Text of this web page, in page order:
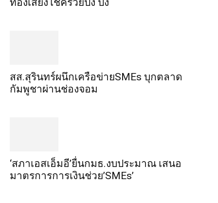
ทอง​เสี่ยงโชค​รวยปัง​ ปัง​
สส.สุรินทร์ผนึกเครือข่ายSMEs บุกตลาด
กัมพูชาผ่านช่องจอม
‘สภาเอสเอ็มอี’ยื่นกมธ.งบประมาณ เสนอ
มาตรการการเงินช่วย’SMEs’